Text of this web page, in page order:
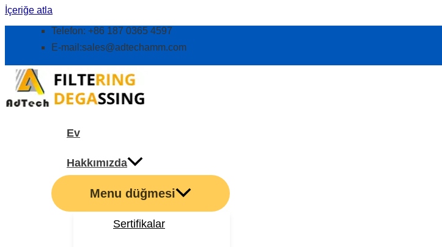
İçeriğe atla
Telefon: +86 187 0365 4597
E-mail:sales@adtechamm.com
Ev
Hakkımızda
Menu düğmesi
Sertifikalar